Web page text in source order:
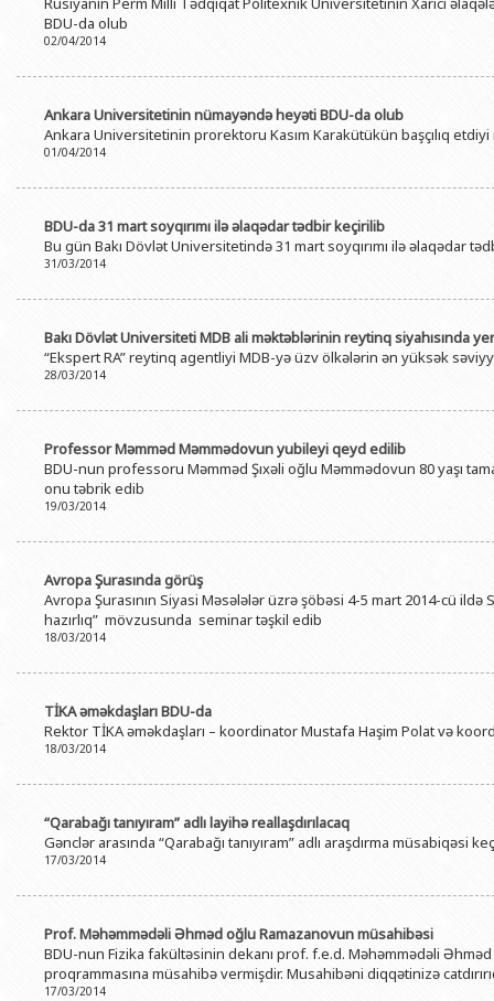
BDU-da olub
02/04/2014
Ankara Universitetinin nümayəndə heyəti BDU-da olub
Ankara Universitetinin prorektoru Kasım Karakütükün başçılıq
01/04/2014
BDU-da 31 mart soyqırımı ilə əlaqədar tədbir keçirilib
Bu gün Bakı Dövlət Universitetində 31 mart soyqırımı ilə əlaqədar
31/03/2014
Bakı Dövlət Universiteti MDB ali məktəblərinin reytinq siyahısında
“Ekspert RA” reytinq agentliyi MDB-yə üzv ölkələrin ən yüksək
28/03/2014
Professor Məmməd Məmmədovun yubileyi qeyd edilib
BDU-nun professoru Məmməd Şıxəli oğlu Məmmədovun 80 yaşı
onu təbrik edib
19/03/2014
Avropa Şurasında görüş
Avropa Şurasının Siyasi Məsələlər üzrə şöbəsi 4-5 mart 2014-cü
hazırlıq” mövzusunda seminar təşkil edib
18/03/2014
TİKA əməkdaşları BDU-da
Rektor TİKA əməkdaşları – koordinator Mustafa Haşim Polat və
18/03/2014
“Qarabağı tanıyıram” adlı layihə reallaşdırılacaq
Gənclər arasında “Qarabağı tanıyıram” adlı araşdırma müsabiqəsi
17/03/2014
Prof. Məhəmmədəli Əhməd oğlu Ramazanovun müsahibəsi
BDU-nun Fizika fakültəsinin dekanı prof. f.e.d. Məhəmmədəli
proqrammasına müsahibə vermişdir. Musahibəni diqqətinizə
17/03/2014